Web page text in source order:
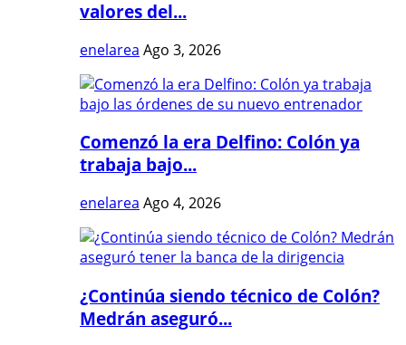
valores del...
enelarea Ago 3, 2026
Comenzó la era Delfino: Colón ya
trabaja bajo...
enelarea Ago 4, 2026
¿Continúa siendo técnico de Colón?
Medrán aseguró...